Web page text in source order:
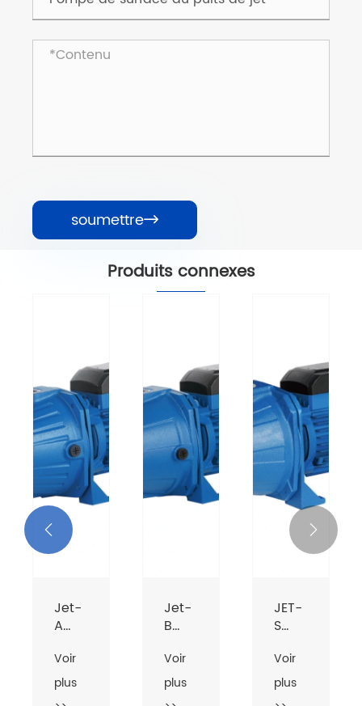
soumettre
Produits connexes
Jet-
A
d'aspiration
pour
bien
Voir
plus
Jet-
B
de
surface
auto-
Voir
plus
JET-
S
Pompe
auto-
priming
Voir
plus
 